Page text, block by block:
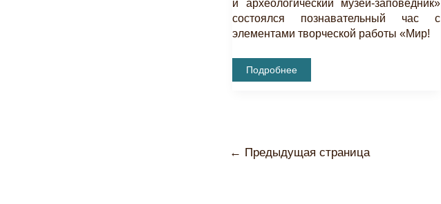
и археологический музей-заповедник»
состоялся познавательный час с
элементами творческой работы «Мир!
Состоялось
Мероприятие,
Подробнее
← Предыдущая страница